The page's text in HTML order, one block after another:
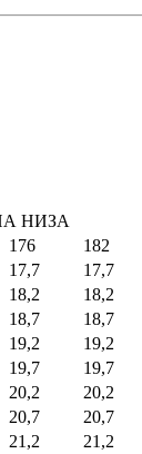
НИЗА
176 182
17,7 17,7
18,2 18,2
18,7 18,7
19,2 19,2
19,7 19,7
20,2 20,2
20,7 20,7
21,2 21,2